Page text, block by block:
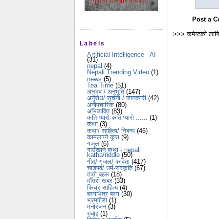
Labels
Artificial Intelligence - AI
(31)
nepal (4)
Nepali Trending Video (1)
news (5)
Tea Time (51)
अनुभव / अनुभूति (147)
अनुरोध/ सूचना / जानकारी (42)
अनौपचारिक (80)
अभिव्यक्ति (83)
कति प्यारो कति प्यारो ...... (1)
कथा (3)
कथा/ साहित्य/ निबन्ध (46)
कामलाग्ने कुरा (9)
गजल (6)
गाउँखाने कथा - nepali
katha/riddle (50)
गीत/ गजल/ कविता (417)
चाडपर्व/ धर्म-संस्कृति (67)
तातो बहस (18)
दौँतरी खबर (33)
फिचर साहित्य (4)
ब्लगभित्र ब्लग (30)
भ्रमपीडा (1)
मनोरंजन (3)
रुबाइ (1)
Post a
>>> कमेन्टको